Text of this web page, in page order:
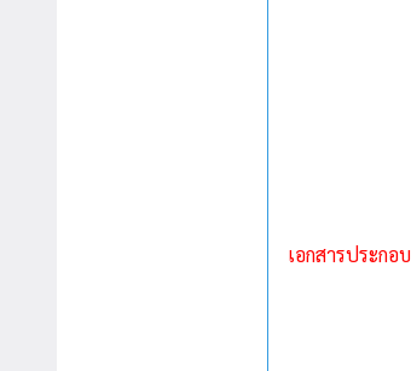
เอกสารประกอบ